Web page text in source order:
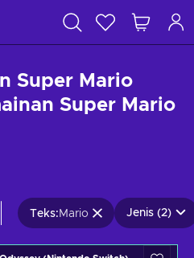
Super Mario
Super Mario
Teks: Mario Jenis (2)